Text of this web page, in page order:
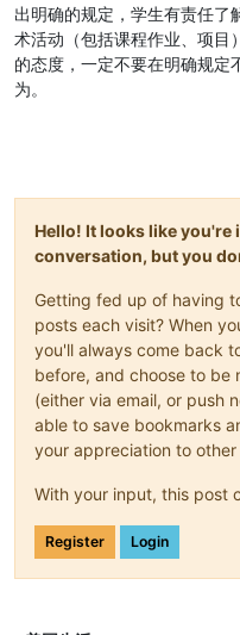
出明确的规定，学生有责任了
术活动（包括课程作业、项目
的态度，一定不要在明确规定
为。
Hello! It looks like you're
conversation, but you
Getting fed up of having
posts each visit? When
you'll always come back
before, and choose to be
(either via email, or push
able to save bookmarks
your appreciation to
With your input, this post
Register Login